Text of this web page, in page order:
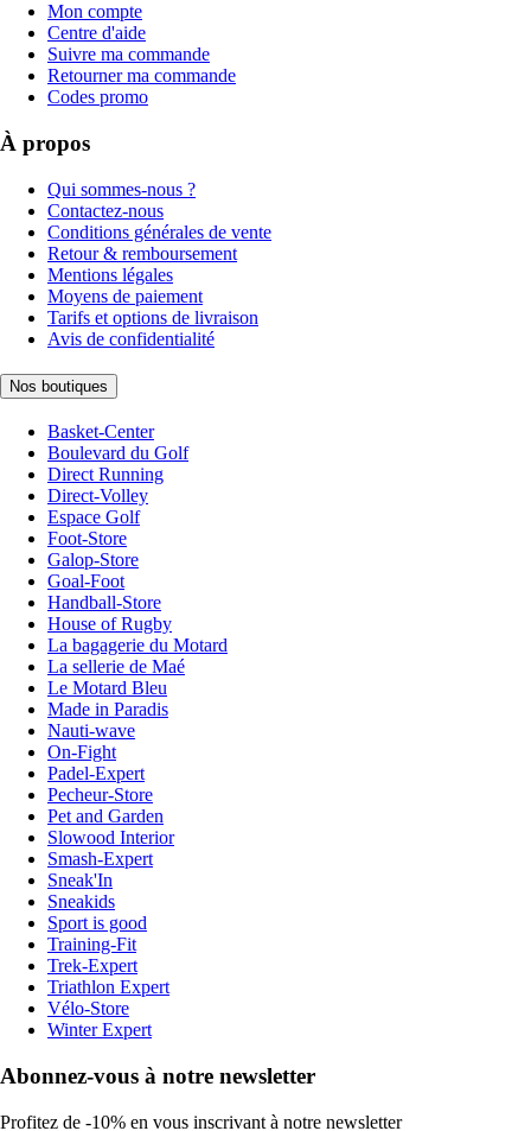
Mon compte
Centre d'aide
Suivre ma commande
Retourner ma commande
Codes promo
À propos
Qui sommes-nous ?
Contactez-nous
Conditions générales de vente
Retour & remboursement
Mentions légales
Moyens de paiement
Tarifs et options de livraison
Avis de confidentialité
Nos boutiques
Basket-Center
Boulevard du Golf
Direct Running
Direct-Volley
Espace Golf
Foot-Store
Galop-Store
Goal-Foot
Handball-Store
House of Rugby
La bagagerie du Motard
La sellerie de Maé
Le Motard Bleu
Made in Paradis
Nauti-wave
On-Fight
Padel-Expert
Pecheur-Store
Pet and Garden
Slowood Interior
Smash-Expert
Sneak'In
Sneakids
Sport is good
Training-Fit
Trek-Expert
Triathlon Expert
Vélo-Store
Winter Expert
Abonnez-vous à notre newsletter
Profitez de -10% en vous inscrivant à notre newsletter